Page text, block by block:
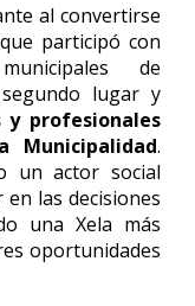
al convertirse
que participó con
de
lugar y
y profesionales
Municipalidad.
un actor social
en las decisiones
una Xela más
oportunidades